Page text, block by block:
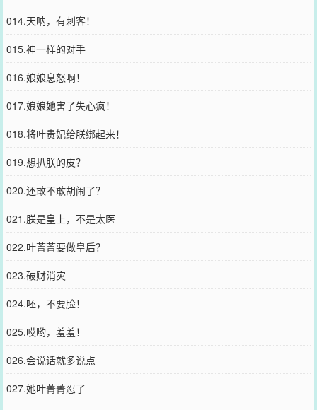
014.天呐，有刺客！
015.神一样的对手
016.娘娘息怒啊！
017.娘娘她害了失心疯！
018.将叶贵妃给朕绑起来！
019.想扒朕的皮？
020.还敢不敢胡闹了？
021.朕是皇上，不是太医
022.叶菁菁要做皇后？
023.破财消灾
024.呸，不要脸！
025.哎哟，羞羞！
026.会说话就多说点
027.她叶菁菁忍了